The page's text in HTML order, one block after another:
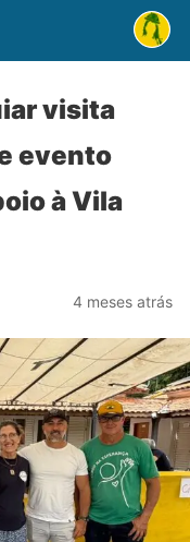
visita
evento
à Vila
4 meses atrás